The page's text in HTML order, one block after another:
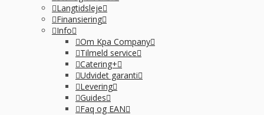
Langtidsleje
Finansiering
Info
Om Kpa Company
Tilmeld service
Catering+
Udvidet garanti
Levering
Guides
Faq og EAN